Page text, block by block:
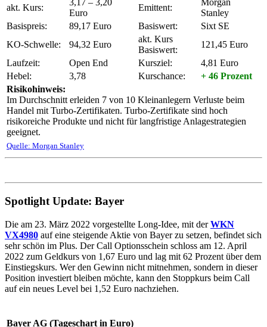
akt. Kurs:
3,17 – 3,20
Euro
Emittent:
Morgan
Stanley
Basispreis:
89,17 Euro Basiswert:
Sixt SE
KO-Schwelle:
94,32 Euro
akt. Kurs
Basiswert:
121,45 Euro
Laufzeit:
Open End Kursziel:
4,81 Euro
Hebel:
3,78 Kurschance:
+ 46 Prozent
Risikohinweis:
Im Durchschnitt erleiden 7 von 10 Kleinanlegern Verluste beim
Handel mit Turbo-Zertifikaten. Turbo-Zertifikate sind hoch
risikoreiche Produkte und nicht für langfristige Anlagestrategien
geeignet.
Quelle: Morgan Stanley
Spotlight Update: Bayer
Die am 23. März 2022 vorgestellte Long-Idee, mit derWKN
VX4980 auf eine steigende Aktie von Bayer zu setzen, befindet sich
sehr schön im Plus. Der Call Optionsschein schloss am 12. April
2022 zum Geldkurs von 1,67 Euro und lag mit 62 Prozent über dem
Einstiegskurs. Wer den Gewinn nicht mitnehmen, sondern in dieser
Position investiert bleiben möchte, kann den Stoppkurs beim Call
auf ein neues Level bei 1,52 Euro nachziehen.
Bayer AG (Tageschart in Euro)